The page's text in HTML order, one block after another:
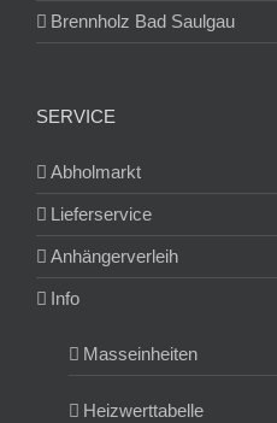
Brennholz Bad Saulgau
SERVICE
Abholmarkt
Lieferservice
Anhängerverleih
Info
Masseinheiten
Heizwerttabelle